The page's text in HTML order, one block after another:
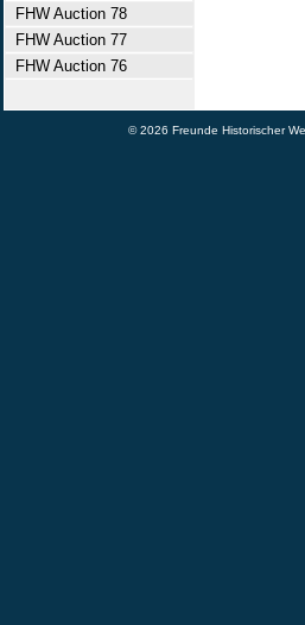
FHW Auction 78
FHW Auction 77
FHW Auction 76
© 2026 Freunde Historischer